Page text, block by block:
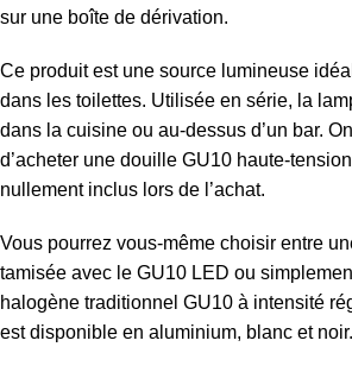
sur une boîte de dérivation.
Ce produit est une source lumineuse
dans les toilettes. Utilisée en série, la
dans la cuisine ou au-dessus d’un bar.
d’acheter une douille GU10 haute-
nullement inclus lors de l’achat.
Vous pourrez vous-même choisir entre
tamisée avec le GU10 LED ou
halogène traditionnel GU10 à intensité
est disponible en aluminium, blanc et noir.